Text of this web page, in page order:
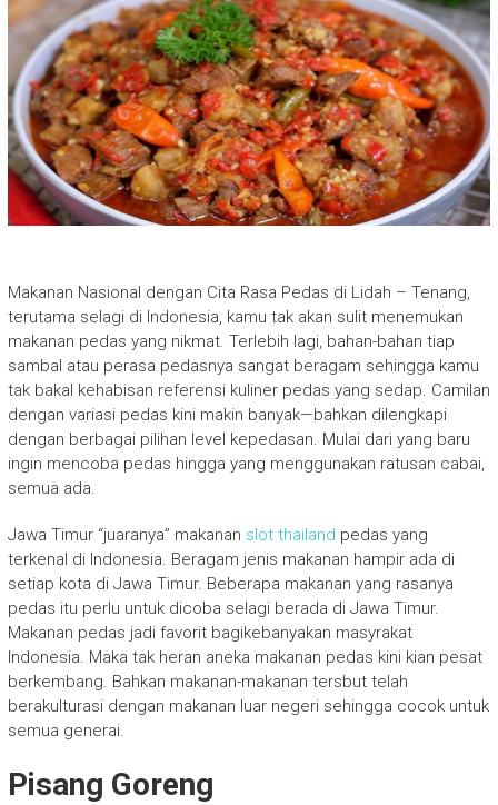
Makanan Nasional dengan Cita Rasa Pedas di Lidah – Tenang,
terutama selagi di Indonesia, kamu tak akan sulit menemukan
makanan pedas yang nikmat. Terlebih lagi, bahan-bahan tiap
sambal atau perasa pedasnya sangat beragam sehingga kamu
tak bakal kehabisan referensi kuliner pedas yang sedap. Camilan
dengan variasi pedas kini makin banyak—bahkan dilengkapi
dengan berbagai pilihan level kepedasan. Mulai dari yang baru
ingin mencoba pedas hingga yang menggunakan ratusan cabai,
semua ada.
Jawa Timur “juaranya” makanan slot thailand pedas yang
terkenal di Indonesia. Beragam jenis makanan hampir ada di
setiap kota di Jawa Timur. Beberapa makanan yang rasanya
pedas itu perlu untuk dicoba selagi berada di Jawa Timur.
Makanan pedas jadi favorit bagikebanyakan masyrakat
Indonesia. Maka tak heran aneka makanan pedas kini kian pesat
berkembang. Bahkan makanan-makanan tersbut telah
berakulturasi dengan makanan luar negeri sehingga cocok untuk
semua generai.
Pisang Goreng